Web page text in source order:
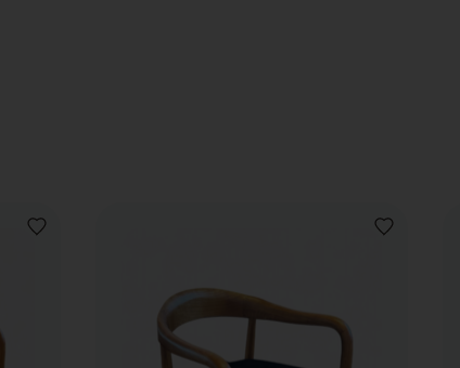
AJOUTER
AJOUTER